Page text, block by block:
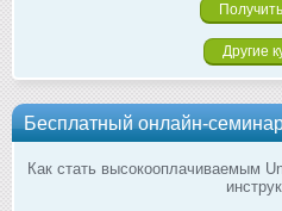
Другие
Бесплатный онлайн-
Как стать высокооплачиваемым